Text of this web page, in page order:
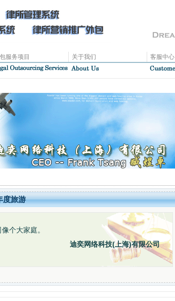
服务项目 关于我们 客服中心
度旅游
个大家庭。
迪奕网络科技(上海)有限公司